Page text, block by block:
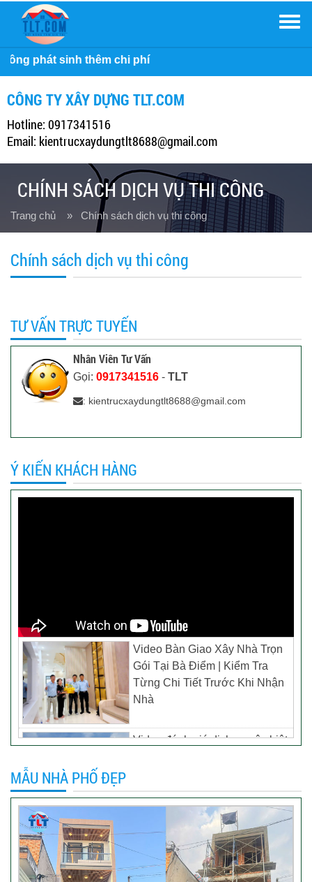
CÔNG TY XÂY DỰNG TLT.COM
Hotline: 0917341516
Email: kientrucxaydungtlt8688@gmail.com
CHÍNH SÁCH DỊCH VỤ THI CÔNG
Trang chủ » Chính sách dịch vụ thi công
Chính sách dịch vụ thi công
TƯ VẤN TRỰC TUYẾN
Nhân Viên Tư Vấn
Gọi:0917341516 -TLT
: kientrucxaydungtlt8688@gmail.com
Ý KIẾN KHÁCH HÀNG
Video Bàn Giao Xây Nhà Trọn
Gói Tại Bà Điểm | Kiểm Tra
Từng Chi Tiết Trước Khi Nhận
Nhà
Video đánh giá dịch vụ xây biệt
Thương
Khách hàng đánh giá dịch vụ
xây dựng của TLT
MẪU NHÀ PHỐ ĐẸP